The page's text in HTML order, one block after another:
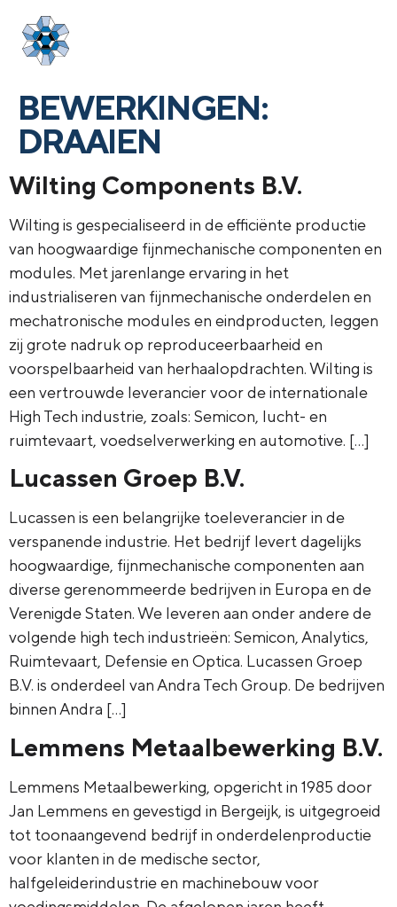
BEWERKINGEN:
DRAAIEN
Wilting Components B.V.
Wilting is gespecialiseerd in de efficiënte productie
van hoogwaardige fijnmechanische componenten en
modules. Met jarenlange ervaring in het
industrialiseren van fijnmechanische onderdelen en
mechatronische modules en eindproducten, leggen
zij grote nadruk op reproduceerbaarheid en
voorspelbaarheid van herhaalopdrachten. Wilting is
een vertrouwde leverancier voor de internationale
High Tech industrie, zoals: Semicon, lucht- en
ruimtevaart, voedselverwerking en automotive. […]
Lucassen Groep B.V.
Lucassen is een belangrijke toeleverancier in de
verspanende industrie. Het bedrijf levert dagelijks
hoogwaardige, fijnmechanische componenten aan
diverse gerenommeerde bedrijven in Europa en de
Verenigde Staten. We leveren aan onder andere de
volgende high tech industrieën: Semicon, Analytics,
Ruimtevaart, Defensie en Optica. Lucassen Groep
B.V. is onderdeel van Andra Tech Group. De bedrijven
binnen Andra […]
Lemmens Metaalbewerking B.V.
Lemmens Metaalbewerking, opgericht in 1985 door
Jan Lemmens en gevestigd in Bergeijk, is uitgegroeid
tot toonaangevend bedrijf in onderdelenproductie
voor klanten in de medische sector,
halfgeleiderindustrie en machinebouw voor